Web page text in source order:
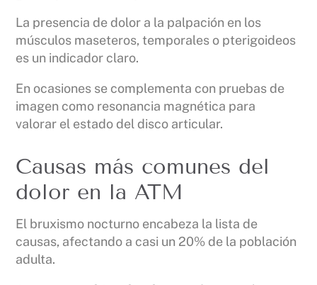
La presencia de dolor a la palpación en los
músculos maseteros, temporales o pterigoideos
es un indicador claro.
En ocasiones se complementa con pruebas de
imagen como resonancia magnética para
valorar el estado del disco articular.
Causas más comunes del
dolor en la ATM
El bruxismo nocturno encabeza la lista de
causas, afectando a casi un 20% de la población
adulta.